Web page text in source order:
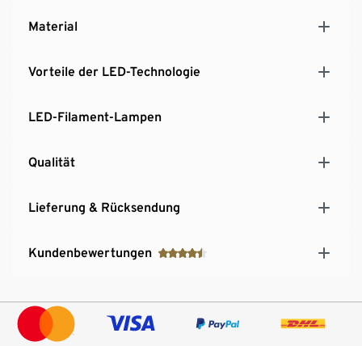
Material
Vorteile der LED-Technologie
LED-Filament-Lampen
Qualität
Lieferung & Rücksendung
Kundenbewertungen